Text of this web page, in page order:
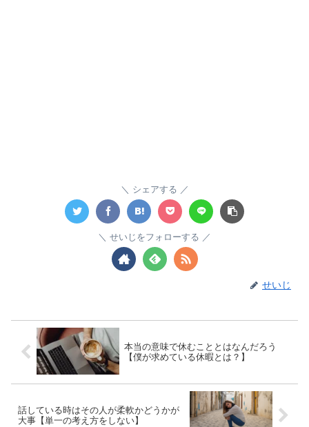
シェアする
せいじをフォローする
せいじ
本当の意味で休むこととはなんだろう
【僕が求めている休暇とは？】
話している時はその人が柔軟かどうかが
大事【単一の考え方をしない】